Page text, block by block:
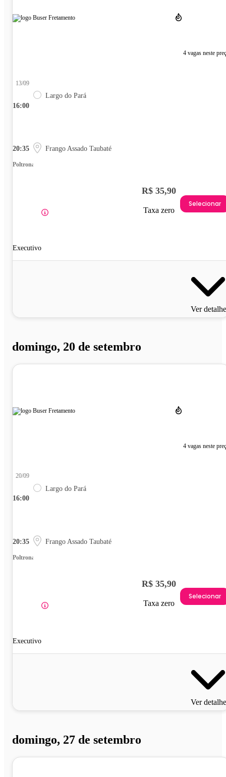
4 vagas neste
16:00
13/09
Largo do Pará
20:35 Frango Assado Taubaté
Poltrona
Executivo
R$ 35,90
Taxa zero
Selecionar
Ver
domingo, 20 de setembro
4 vagas neste
16:00
20/09
Largo do Pará
20:35 Frango Assado Taubaté
Poltrona
Executivo
R$ 35,90
Taxa zero
Selecionar
Ver
domingo, 27 de setembro